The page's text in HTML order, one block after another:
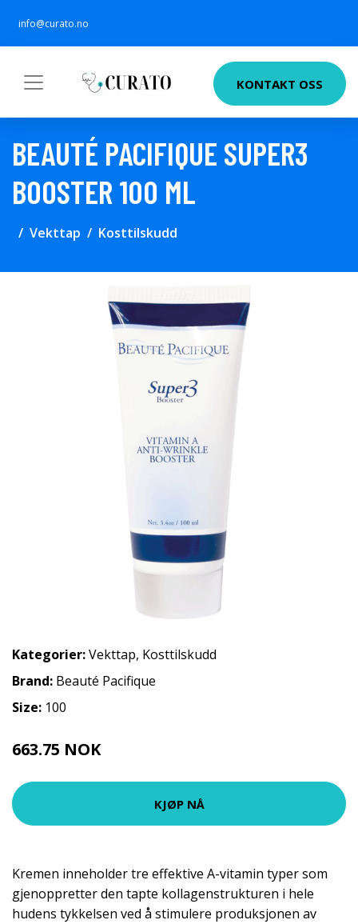
info@curato.no
KONTAKT OSS
BEAUTÉ PACIFIQUE SUPER3
BOOSTER 100 ML
Vekttap Kosttilskudd
Kategorier:Vekttap, Kosttilskudd
Brand: Beauté Pacifique
Size: 100
663.75 NOK
KJØP NÅ
Kremen inneholder tre effektive A-vitamin typer som
gjenoppretter den tapte kollagenstrukturen i hele
hudens tykkelsen ved å stimulere produksjonen av